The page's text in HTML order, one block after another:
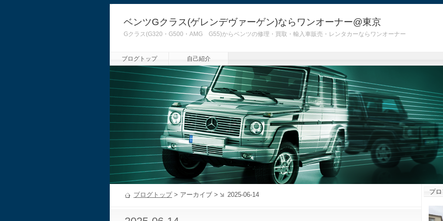
ベンツGクラス(ゲレンデヴァーゲン)ならワンオーナー@東京
Gクラス(G320・G500・AMG G55)からベンツの修理・買取・輸入車販売・レンタカーならワンオーナー
ブログトップ 自己紹介
ブログトップ> アーカイブ > 2025-06-14 プ